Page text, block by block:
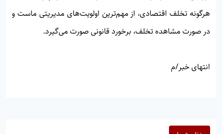
هرگونه تخلف اقتصادی، از مهم‌ترین اولویت‌های مدیریتی ماست و
در صورت مشاهده تخلف، برخورد قانونی صورت می‌گیرد.
انتهای خبر/م